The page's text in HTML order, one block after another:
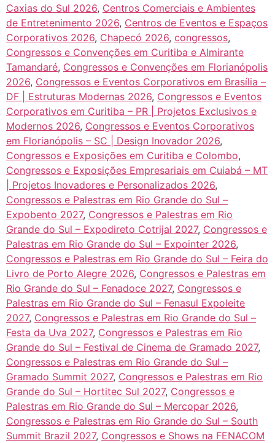
Caxias do Sul 2026, Centros Comerciais e Ambientes
de Entretenimento 2026, Centros de Eventos e Espaços
Corporativos 2026, Chapecó 2026, congressos,
Congressos e Convenções em Curitiba e Almirante
Tamandaré, Congressos e Convenções em Florianópolis
2026, Congressos e Eventos Corporativos em Brasília –
DF | Estruturas Modernas 2026, Congressos e Eventos
Corporativos em Curitiba – PR | Projetos Exclusivos e
Modernos 2026, Congressos e Eventos Corporativos
em Florianópolis – SC | Design Inovador 2026,
Congressos e Exposições em Curitiba e Colombo,
Congressos e Exposições Empresariais em Cuiabá – MT
| Projetos Inovadores e Personalizados 2026,
Congressos e Palestras em Rio Grande do Sul –
Expobento 2027, Congressos e Palestras em Rio
Grande do Sul – Expodireto Cotrijal 2027, Congressos e
Palestras em Rio Grande do Sul – Expointer 2026,
Congressos e Palestras em Rio Grande do Sul – Feira do
Livro de Porto Alegre 2026, Congressos e Palestras em
Rio Grande do Sul – Fenadoce 2027, Congressos e
Palestras em Rio Grande do Sul – Fenasul Expoleite
2027, Congressos e Palestras em Rio Grande do Sul –
Festa da Uva 2027, Congressos e Palestras em Rio
Grande do Sul – Festival de Cinema de Gramado 2027,
Congressos e Palestras em Rio Grande do Sul –
Gramado Summit 2027, Congressos e Palestras em Rio
Grande do Sul – Hortitec Sul 2027, Congressos e
Palestras em Rio Grande do Sul – Mercopar 2026,
Congressos e Palestras em Rio Grande do Sul – South
Summit Brazil 2027, Congressos e Shows na FENACOM